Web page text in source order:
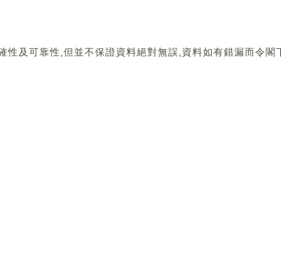
及可靠性,但並不保證資料絕對無誤,資料如有錯漏而令閣